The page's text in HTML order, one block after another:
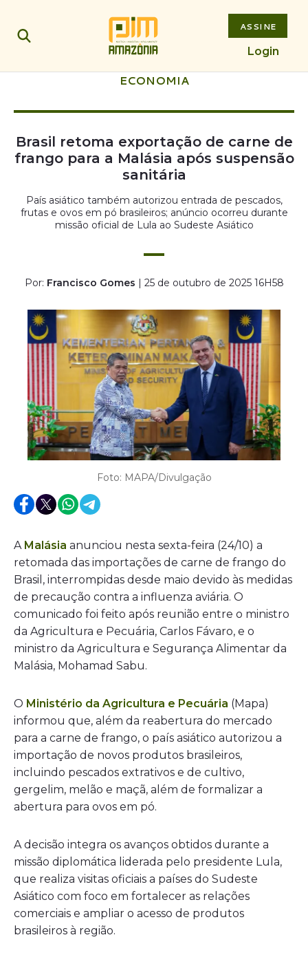
ASSINE
Login
ECONOMIA
Brasil retoma exportação de carne de
frango para a Malásia após suspensão
sanitária
País asiático também autorizou entrada de pescados,
frutas e ovos em pó brasileiros; anúncio ocorreu durante
missão oficial de Lula ao Sudeste Asiático
Por: Francisco Gomes | 25 de outubro de 2025 16H58
Foto: MAPA/Divulgação
A Malásia anunciou nesta sexta-feira (24/10) a
retomada das importações de carne de frango do
Brasil, interrompidas desde maio devido às medidas
de precaução contra a influenza aviária. O
comunicado foi feito após reunião entre o ministro
da Agricultura e Pecuária, Carlos Fávaro, e o
ministro da Agricultura e Segurança Alimentar da
Malásia, Mohamad Sabu.
O Ministério da Agricultura e Pecuária (Mapa)
informou que, além da reabertura do mercado
para a carne de frango, o país asiático autorizou a
importação de novos produtos brasileiros,
incluindo pescados extrativos e de cultivo,
gergelim, melão e maçã, além de formalizar a
abertura para ovos em pó.
A decisão integra os avanços obtidos durante a
missão diplomática liderada pelo presidente Lula,
que realiza visitas oficiais a países do Sudeste
Asiático com foco em fortalecer as relações
comerciais e ampliar o acesso de produtos
brasileiros à região.